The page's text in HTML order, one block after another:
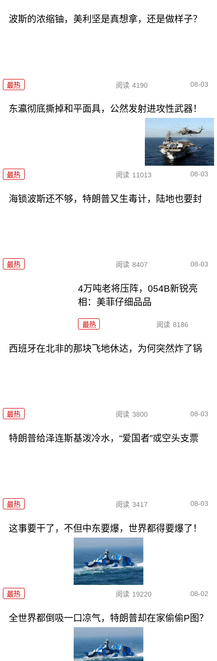
波斯的浓缩铀，美利坚是真想拿，还是做样子？
最热 阅读 4190 08-03
东瀛彻底撕掉和平面具，公然发射进攻性武器！
最热 阅读 11013 08-03
海锁波斯还不够，特朗普又生毒计，陆地也要封
最热 阅读 8407 08-03
4万吨老将压阵，054B新锐亮
相：美菲仔细品品
最热 阅读 8186
西班牙在北非的那块飞地休达，为何突然炸了锅
最热 阅读 3800 08-03
特朗普给泽连斯基泼冷水，“爱国者”或空头支票
最热 阅读 3417 08-03
这事要干了，不但中东要爆，世界都得要爆了！
最热 阅读 19220 08-02
全世界都倒吸一口凉气，特朗普却在家偷偷P图？